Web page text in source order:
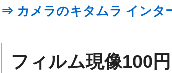
⇒ カメラのキタムラ インタ
フィルム現像100